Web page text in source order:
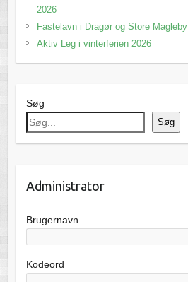
2026
Fastelavn i Dragør og Store Magleby
Aktiv Leg i vinterferien 2026
Søg
Søg
Administrator
Brugernavn
Kodeord